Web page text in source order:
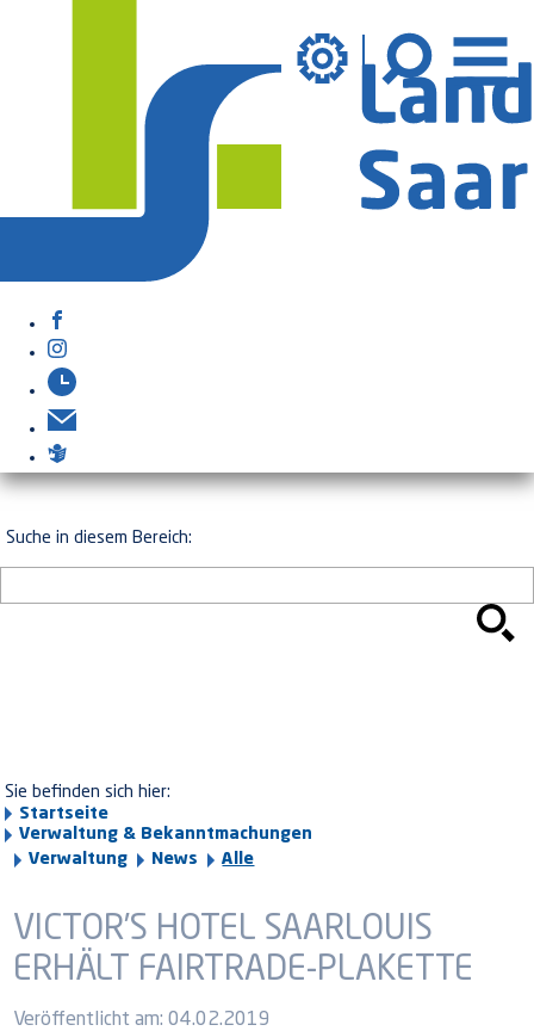
Suche in diesem Bereich:
Sie befinden sich hier:
Startseite
Verwaltung & Bekanntmachungen
Verwaltung
News Alle
VICTOR’S HOTEL SAARLOUIS
ERHÄLT FAIRTRADE-PLAKETTE
Veröffentlicht am: 04.02.2019